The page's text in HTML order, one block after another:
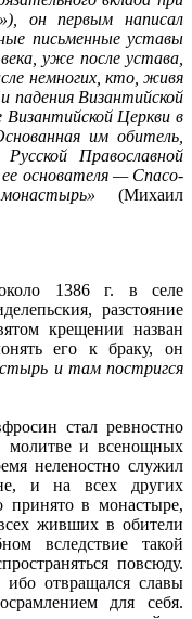
он первым написал
письменные уставы
уже после устава,
немногих, кто, живя
падения Византийской
Церкви в
им обитель,
Православной
основателя — Спасо-
(Михаил
1386 г. в селе
разстояние
крещении назван
его к браку, он
и там постригся
стал ревностно
молитве и всенощных
неленостно служил
и на всех других
принято в монастыре,
живших в обители
вследствие такой
повсюду.
отвращался славы
для себя.